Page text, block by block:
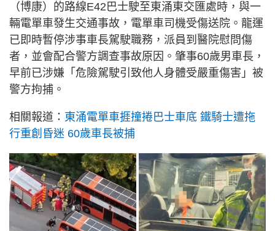
（博康）的路線E42巴士駛至東涌東交匯處時，與一
輛電單車發生交通事故，電單車司機受傷送院。龍運
已即時暫停涉事車長駕駛職務，派員到醫院慰問傷
者，並會配合警方調查事故原因。肇事60歲男車長，
早前已涉嫌「危險駕駛引致他人身體受嚴重傷害」被
警方拘捕。
相關報道： 東涌電單車捱撞捲巴士車底 鐵騎士遭拖
行重創昏迷 60歲車長被捕